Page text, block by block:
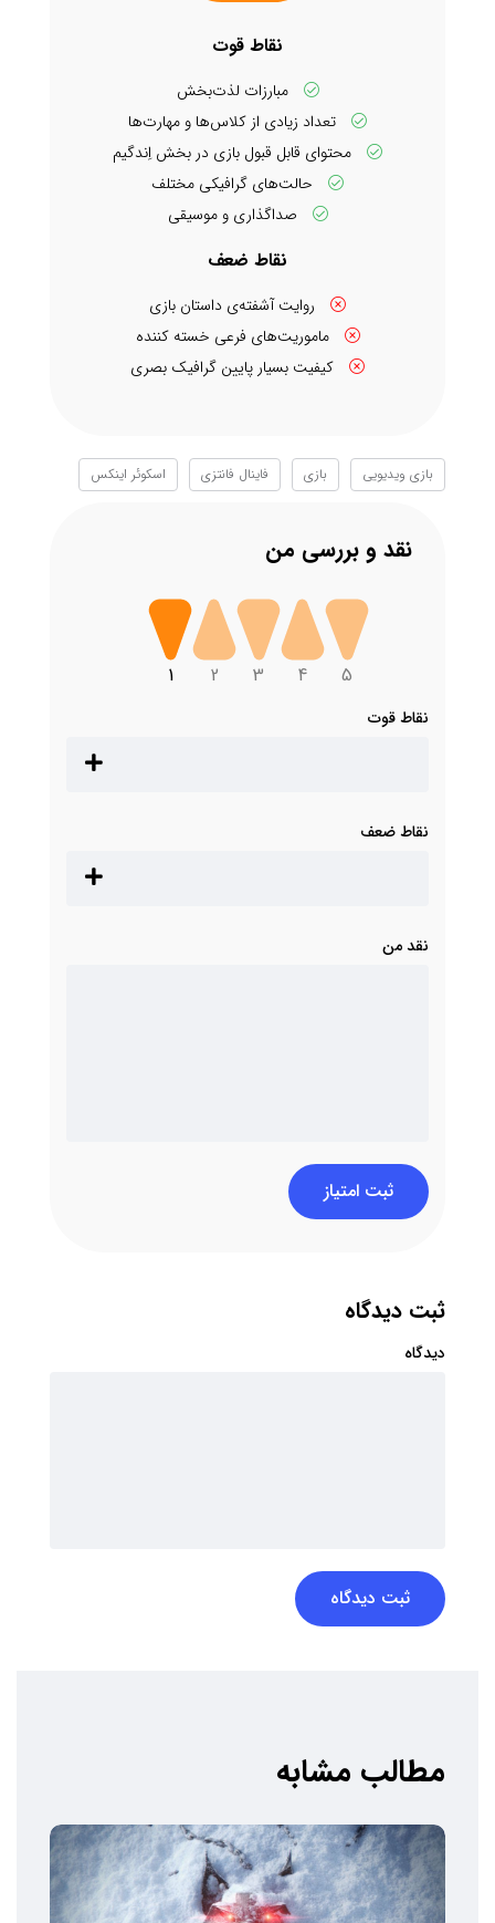
نقاط قوت
مبارزات لذت‌بخش
تعداد زیادی از کلاس‌ها و مهارت‌ها
محتوای قابل قبول بازی در بخش اِندگیم
حالت‌های گرافیکی مختلف
صداگذاری و موسیقی
نقاط ضعف
روایت آشفته‌ی داستان بازی
ماموریت‌های فرعی خسته کننده
کیفیت بسیار پایین گرافیک بصری
بازی ویدیویی بازی فاینال فانتزی اسکوئر اینکس
نقد و بررسی من
1 2 3 4 5
نقاط قوت
نقاط ضعف
نقد من
ثبت امتیاز
ثبت دیدگاه
دیدگاه
ثبت دیدگاه
مطالب مشابه